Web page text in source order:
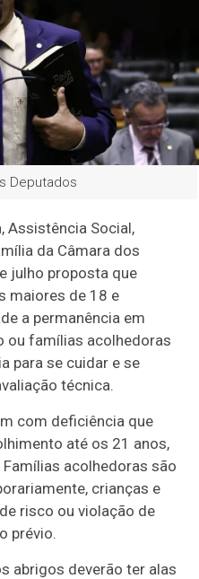
Deputados
Assistência Social,
da Câmara dos
julho proposta que
maiores de 18 e
a permanência em
ou famílias acolhedoras
para se cuidar e se
técnica.
com deficiência que
até os 21 anos,
acolhedoras são
crianças e
risco ou violação de
prévio.
abrigos deverão ter alas